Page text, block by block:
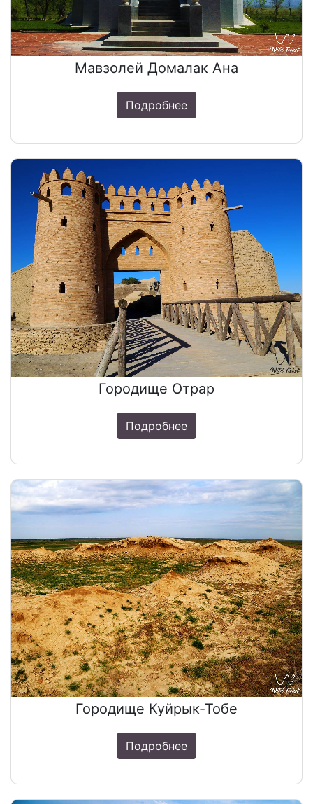
Мавзолей Домалак Ана
Подробнее
Городище Отрар
Подробнее
Городище Куйрык-Тобе
Подробнее